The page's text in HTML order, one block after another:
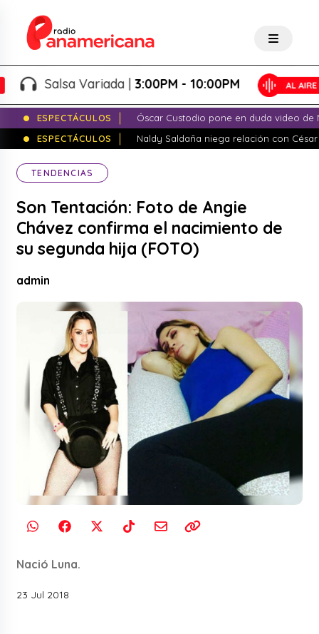
Salsa Variada |3:00PM - 10:00PM
ESPECTÁCULOS
Óscar Custodio pone en duda video de
ESPECTÁCULOS
Naldy Saldaña niega relación con
TENDENCIAS
Son Tentación: Foto de Angie
Chávez confirma el nacimiento de
su segunda hija (FOTO)
admin
Nació Luna.
23 Jul 2018